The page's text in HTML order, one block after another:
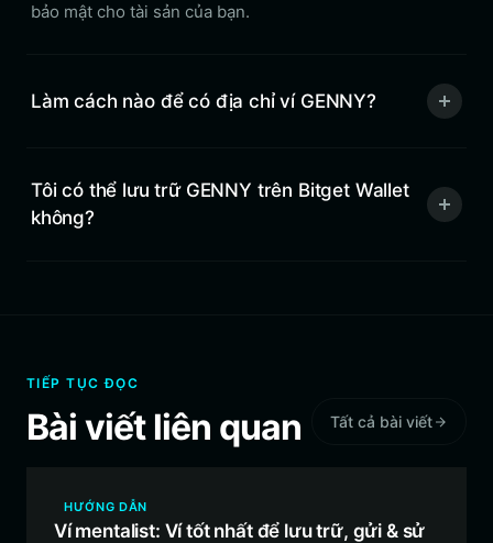
bảo mật cho tài sản của bạn.
Làm cách nào để có địa chỉ ví GENNY?
Tôi có thể lưu trữ GENNY trên Bitget Wallet
không?
TIẾP TỤC ĐỌC
Bài viết liên quan Tất cả bài viết
HƯỚNG DẪN
Ví mentalist: Ví tốt nhất để lưu trữ, gửi & sử